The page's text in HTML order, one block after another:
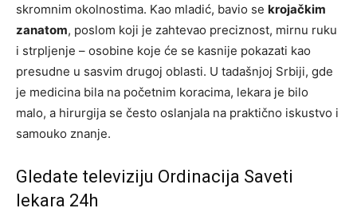
skromnim okolnostima. Kao mladić, bavio se krojačkim
zanatom, poslom koji je zahtevao preciznost, mirnu ruku
i strpljenje – osobine koje će se kasnije pokazati kao
presudne u sasvim drugoj oblasti. U tadašnjoj Srbiji, gde
je medicina bila na početnim koracima, lekara je bilo
malo, a hirurgija se često oslanjala na praktično iskustvo i
samouko znanje.
Gledate televiziju Ordinacija Saveti
lekara 24h